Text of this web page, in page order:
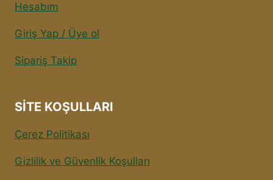
Hesabım
Giriş Yap / Üye ol
Sipariş Takip
SITE KOŞULLARI
Çerez Politikası
Gizlilik ve Güvenlik Koşulları